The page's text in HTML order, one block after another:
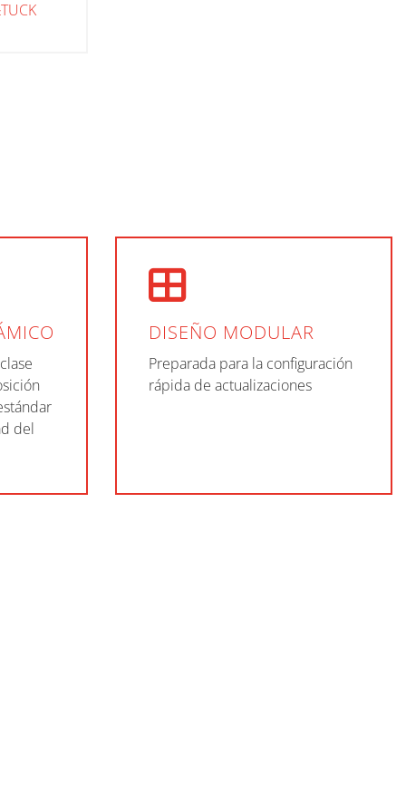
del
DISEÑO MODULAR
Preparada para la configuración
rápida de actualizaciones